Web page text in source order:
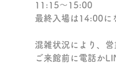
11:15～15:00
最終入場は14:00に
混雑状況により、
ご来館前に電話か